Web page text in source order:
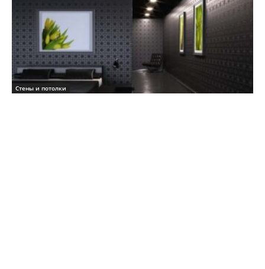
портал
Стены и потолки